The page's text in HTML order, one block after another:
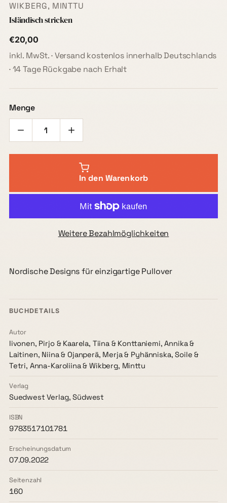
WIKBERG, MINTTU
Isländisch stricken
€20,00
inkl. MwSt. · Versand kostenlos innerhalb Deutschlands
· 14 Tage Rückgabe nach Erhalt
Menge
In den Warenkorb
Weitere Bezahlmöglichkeiten
Nordische Designs für einzigartige Pullover
BUCHDETAILS
Autor
Iivonen, Pirjo & Kaarela, Tiina & Konttaniemi, Annika &
Laitinen, Niina & Ojanperä, Merja & Pyhänniska, Soile &
Tetri, Anna-Karoliina & Wikberg, Minttu
Verlag
Suedwest Verlag, Südwest
ISBN
9783517101781
Erscheinungsdatum
07.09.2022
Seitenzahl
160